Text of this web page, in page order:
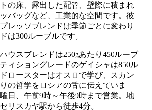
の床、露出した配管、壁際に積まれ
バッグなど、工業的な空間です。彼
レッソブレンドは季節ごとに変わり
は300ルーブルです。
ウスブレンドは250gあたり450ルーブ
ィショングレードのゲイシャは850ル
ロースターはオスロで学び、スカン
の哲学をロシアの舌に伝えていま
日、午前9時～午後9時まで営業。地
リスカヤ駅から徒歩4分。